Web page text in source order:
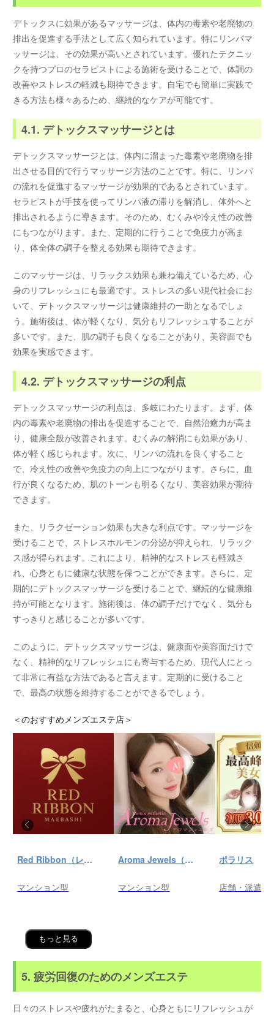
デトックスに効果があるマッサージは、体内の毒素や老廃物の
排出を促進する手法として広く知られています。特にリンパマ
ッサージは、その効果が高いとされています。優れたテクニッ
クを持つプロのセラピストによる施術を受けることで、体調の
改善やストレスの軽減も期待できます。自宅でも簡単に実践で
きる方法も様々あるため、継続的なケアが可能です。
4.1. デトックスマッサージとは
デトックスマッサージとは、体内に溜まった毒素や老廃物を排
出させる目的で行うマッサージ方法のことです。特に、リンパ
の流れを促進するマッサージが効果的であるとされています。
セラピストが手技を使ってリンパ液の滞りを解消し、体外へと
排出されるように導きます。そのため、むくみや冷え性の改善
にもつながります。また、定期的に行うことで免疫力が高ま
り、体全体の調子を整える効果も期待できます。
このマッサージは、リラックス効果も兼ね備えているため、心
身のリフレッシュにも最適です。ストレスの多い現代社会にお
いて、デトックスマッサージは健康維持の一助となるでしょ
う。施術後は、体が軽くなり、気分もリフレッシュすることが
多いです。また、肌の調子も良くなることがあり、美容面でも
効果を実感できます。
4.2. デトックスマッサージの利点
デトックスマッサージの利点は、多岐にわたります。まず、体
内の毒素や老廃物の排出を促進することで、自然治癒力が高ま
り、健康全般が改善されます。むくみの解消にも効果があり、
体が軽く感じられます。次に、リンパの流れを良くすること
で、冷え性の改善や免疫力の向上につながります。さらに、血
行が良くなるため、肌のトーンも明るくなり、美容効果が期待
できます。
また、リラクゼーション効果も大きな利点です。マッサージを
受けることで、ストレスホルモンの分泌が抑えられ、リラック
ス感が得られます。これにより、精神的なストレスも軽減さ
れ、心身ともに健康な状態を保つことができます。さらに、定
期的にデトックスマッサージを受けることで、継続的な健康維
持が可能となります。施術後は、体の調子だけでなく、気分も
すっきりと感じることが多いです。
このように、デトックスマッサージは、健康面や美容面だけで
なく、精神的なリフレッシュにも寄与するため、現代人にとっ
て非常に有益な方法であると言えます。定期的に受けること
で、最高の状態を維持することができるでしょう。
＜のおすすめメンズエステ店＞
Red Ribbon（レッドリボン）前橋
マンション型
Aroma Jewels（アロマ ジュエルズ）秋葉原ルーム
マンション型
ポラリス
店舗・派遣
もっと見る
5. 疲労回復のためのメンズエステ
日々のストレスや疲れがたまると、心身ともにリフレッシュが